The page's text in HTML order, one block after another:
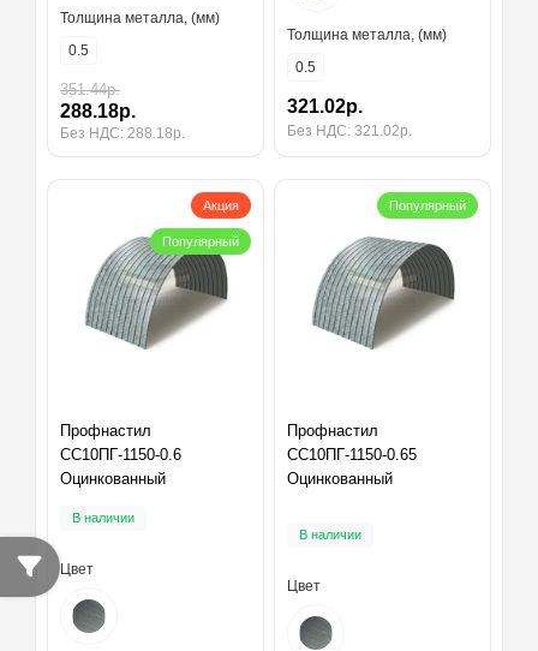
Толщина металла, (мм)
0.5
351.44р.
288.18р.
Без НДС: 288.18р.
Толщина металла, (мм)
0.5
321.02р.
Без НДС: 321.02р.
Акция
Популярный
Профнастил
СС10ПГ-1150-0.6
Оцинкованный
В наличии
Цвет
Популярный
Профнастил
СС10ПГ-1150-0.65
Оцинкованный
В наличии
Цвет